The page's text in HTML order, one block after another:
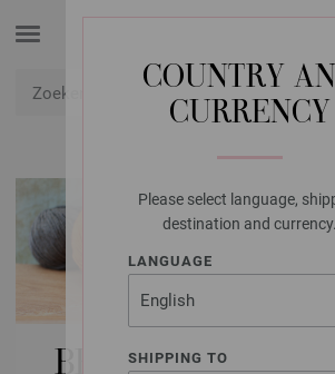
COUNTRY
CURRENCY
Please select language,
destination and currency.
LANGUAGE
SHIPPING TO
BREI-/